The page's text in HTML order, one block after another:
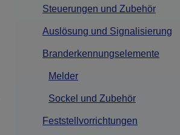
Steuerungen und Zubehör
Auslösung und Signalisierung
Branderkennungselemente
Melder
Sockel und Zubehör
Feststellvorrichtungen